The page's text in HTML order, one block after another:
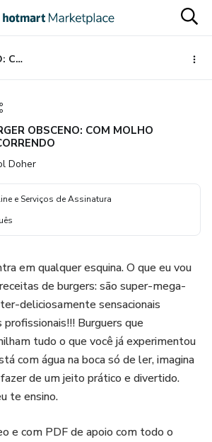
BURGER OBSCENO: COM MOLHO ESCORRENDO
OBSCENO: COM MOLHO
Doher
e Serviços de Assinatura
em qualquer esquina. O que eu vou
de burgers: são super-mega-
deliciosamente sensacionais
Burguers que
tudo o que você já experimentou
com água na boca só de ler, imagina
de um jeito prático e divertido.
te ensino.
e com PDF de apoio com todo o